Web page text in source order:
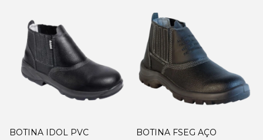
BOTINA IDOL PVC BOTINA FSEG AÇO